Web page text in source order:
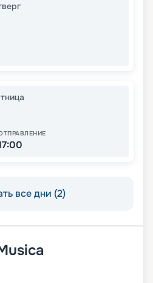
все дни (2)